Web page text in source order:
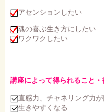
アセンションしたい
魂の喜ぶ生き方にしたい
ワクワクしたい
講座によって得られること・
直感力、チャネリング力
生きやすくなる